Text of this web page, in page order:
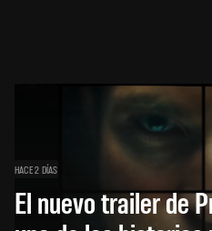
HACE 2 DÍAS
El nuevo trailer de